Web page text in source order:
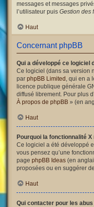
messages et messages
l’utilisateur puis Gestion des
Haut
Concernant phpBB
Qui a développé ce logiciel
Ce logiciel (dans sa version
par phpBB Limited , qui en a
licence publique générale
diffusé librement. Pour plus
À propos de phpBB » (en
Haut
Pourquoi la fonctionnalité X
Ce logiciel a été développé
vous pensez qu’une
page phpBB Ideas (en
proposées ou en suggérer
Haut
Qui contacter pour les